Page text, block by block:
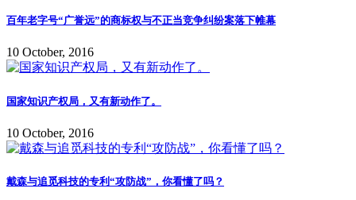
百年老字号“广誉远”的商标权与不正当竞争纠纷案落下帷幕
10 October, 2016
国家知识产权局，又有新动作了。
10 October, 2016
戴森与追觅科技的专利“攻防战”，你看懂了吗？